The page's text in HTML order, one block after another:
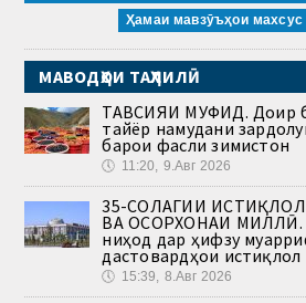
Ҳамаи мавзӯъҳои махсус
МАВОДҲОИ ТАҲЛИЛӢ
ТАВСИЯИ МУФИД. Доир
тайёр намудани
барои фасли зимистон
🕔 11:20, 9.Авг 2026
35-СОЛАГИИ
ВА ОСОРХОНАИ МИЛЛӢ.
ниҳод дар ҳифзу
дастовардҳои истиқлол
🕔 15:39, 8.Авг 2026